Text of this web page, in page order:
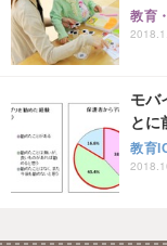
教育
モバ
とに
教育